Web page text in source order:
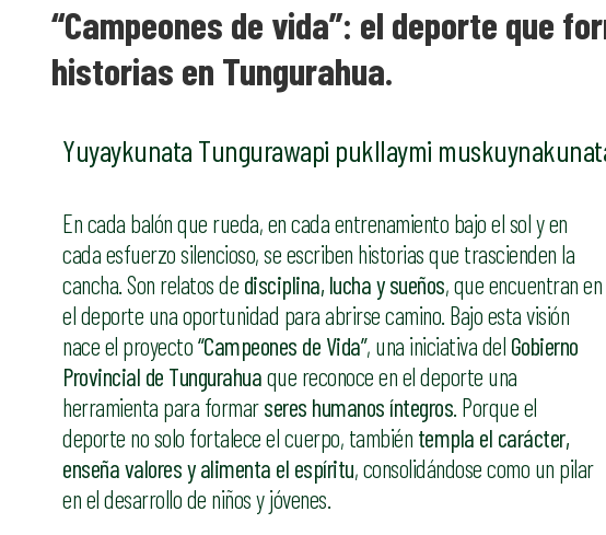
“Campeones de vida”: el deporte que
historias en Tungurahua.
Yuyaykunata Tungurawapi pukllaymi
En cada balón que rueda, en cada entrenamiento bajo el sol y en
cada esfuerzo silencioso, se escriben historias que trascienden la
cancha. Son relatos de disciplina, lucha y sueños, que encuentran en
el deporte una oportunidad para abrirse camino. Bajo esta visión
nace el proyecto“Campeones de Vida”, una iniciativa del Gobierno
Provincial de Tungurahuaque reconoce en el deporte una
herramienta para formarseres humanos íntegros. Porque el
deporte no solo fortalece el cuerpo, también templa el carácter,
enseña valores y alimenta el espíritu, consolidándose como un pilar
en el desarrollo de niños y jóvenes.